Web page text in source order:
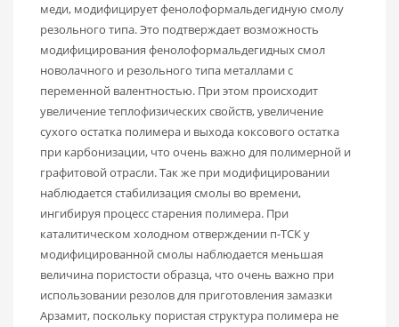
меди, модифицирует фенолоформальдегидную смолу
резольного типа. Это подтверждает возможность
модифицирования фенолоформальдегидных смол
новолачного и резольного типа металлами с
переменной валентностью. При этом происходит
увеличение теплофизических свойств, увеличение
сухого остатка полимера и выхода коксового остатка
при карбонизации, что очень важно для полимерной и
графитовой отрасли. Так же при модифицировании
наблюдается стабилизация смолы во времени,
ингибируя процесс старения полимера. При
каталитическом холодном отверждении п-ТСК у
модифицированной смолы наблюдается меньшая
величина пористости образца, что очень важно при
использовании резолов для приготовления замазки
Арзамит, поскольку пористая структура полимера не